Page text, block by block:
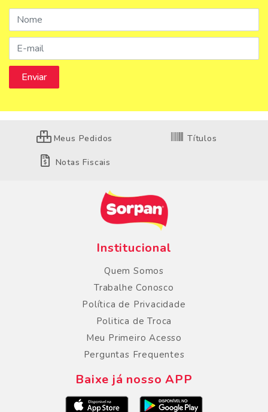
Meus Pedidos Títulos
Notas Fiscais
Institucional
Quem Somos
Trabalhe Conosco
Política de Privacidade
Politica de Troca
Meu Primeiro Acesso
Perguntas Frequentes
Baixe já nosso APP